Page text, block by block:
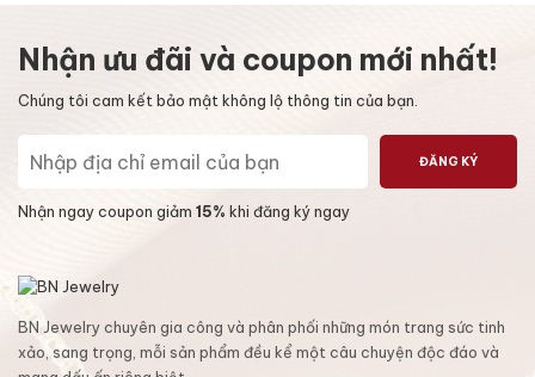
Nhận ưu đãi và coupon mới nhất!
Chúng tôi cam kết bảo mật không lộ thông tin của bạn.
ĐĂNG KÝ
Nhận ngay coupon giảm 15% khi đăng ký ngay
BN Jewelry chuyên gia công và phân phối những món trang sức tinh
xảo, sang trọng, mỗi sản phẩm đều kể một câu chuyện độc đáo và